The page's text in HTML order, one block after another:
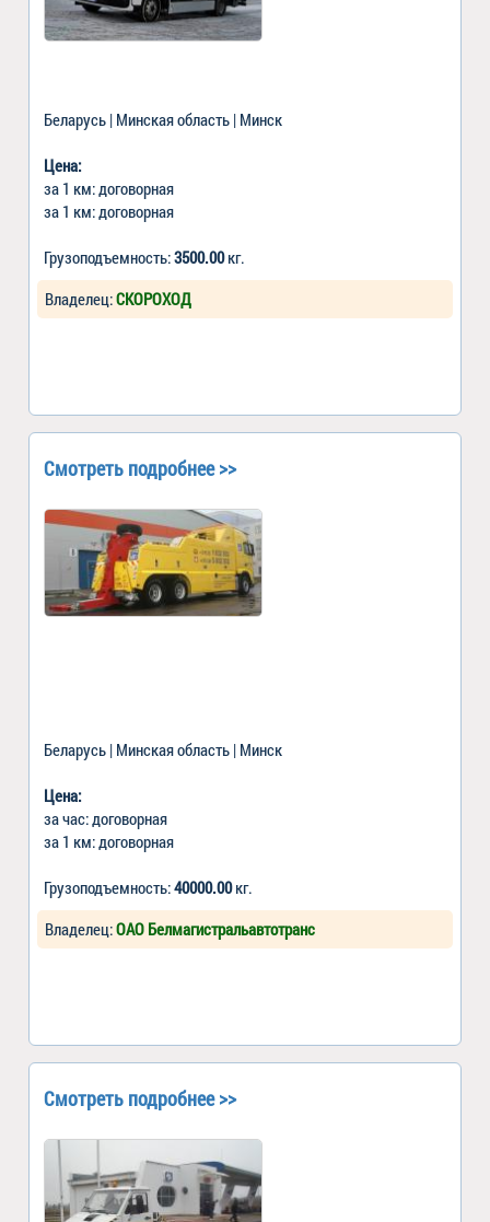
Беларусь | Минская область | Минск
Цена:
за 1 км: договорная
за 1 км: договорная
Грузоподъемность:3500.00кг.
Владелец:СКОРОХОД
Смотреть подробнее >>
Беларусь | Минская область | Минск
Цена:
за час: договорная
за 1 км: договорная
Грузоподъемность:40000.00кг.
Владелец:ОАО Белмагистральавтотранс
Смотреть подробнее >>